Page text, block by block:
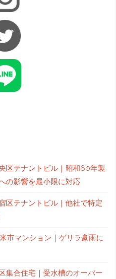
区テナントビル｜昭和60年製
の影響を最小限に対応
区テナントビル｜他社で特定
市マンション｜ゲリラ豪雨に
集合住宅｜受水槽のオーバー